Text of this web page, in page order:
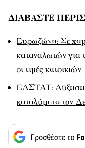
ΔΙΑΒΑΣΤΕ
Ευρωζώνη: Σε
καταναλωτών για
οι τιμές κατοικιών
ΕΛΣΤΑΤ: Αύξηση
καταλύματα τον